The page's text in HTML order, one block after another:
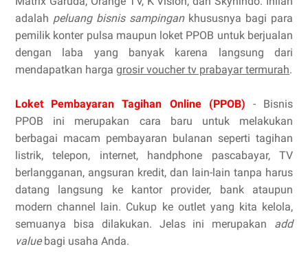
adalah peluang bisnis sampingankhususnya bagi para
pemilik konter pulsa maupun loket PPOB untuk berjualan
dengan laba yang banyak karena langsung dari
mendapatkan harga grosir voucher tv prabayar termurah.
Loket Pembayaran Tagihan Online (PPOB) - Bisnis
PPOB ini merupakan cara baru untuk melakukan
berbagai macam pembayaran bulanan seperti tagihan
listrik, telepon, internet, handphone pascabayar, TV
berlangganan, angsuran kredit, dan lain-lain tanpa harus
datang langsung ke kantor provider, bank ataupun
modern channel lain. Cukup ke outlet yang kita kelola,
semuanya bisa dilakukan. Jelas ini merupakan add
valuebagi usaha Anda.